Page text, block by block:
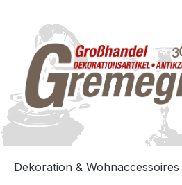
Dekoration & Wohnaccessoires